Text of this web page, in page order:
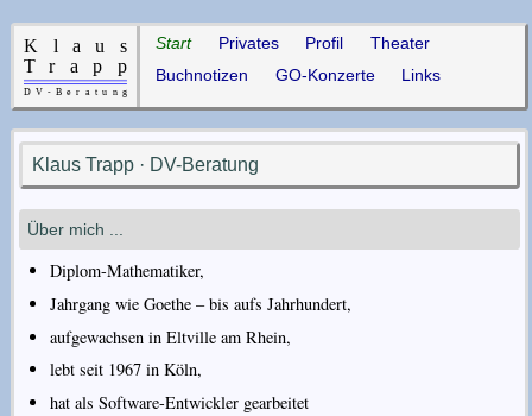
Start Privates Profil
Theater
Buchnotizen
GO-Konzerte Links
Klaus Trapp · DV-Beratung
Über mich ...
Diplom-Mathematiker,
Jahrgang wie Goethe – bis aufs Jahrhundert,
aufgewachsen in Eltville am Rhein,
lebt seit 1967 in Köln,
hat als Software-Entwickler gearbeitet